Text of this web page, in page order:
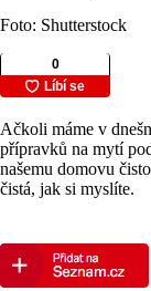
Foto: Shutterstock
Ačkoli máme v
přípravků na mytí
našemu domovu
čistá, jak si myslíte.